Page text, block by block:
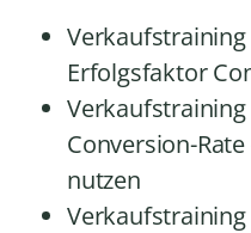
Verkaufstraining
Erfolgsfaktor
Verkaufstraining
Conversion-
nutzen
Verkaufstraining